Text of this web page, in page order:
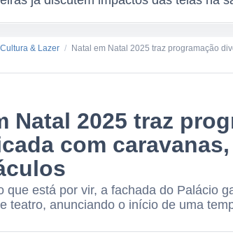
Cultura & Lazer /
Natal em Natal 2025 traz programação
Natal 2025 traz
com
que está por vir, a fachada do Palácio
teatro, anunciando o início de uma